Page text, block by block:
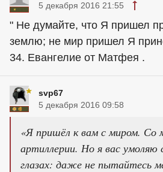
5 декабря 2016 21:55
" Не думайте, что Я пришел
землю; не мир пришел Я
34. Евангелие от Матфея .
svp67
5 декабря 2016 09:58
«Я пришёл к вам с миром. Со
артиллерии. Но я вас умоляю
глазах: даже не пытайтесь